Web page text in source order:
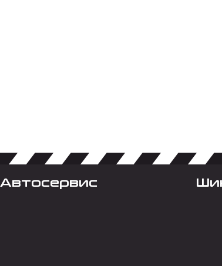
Автосервис